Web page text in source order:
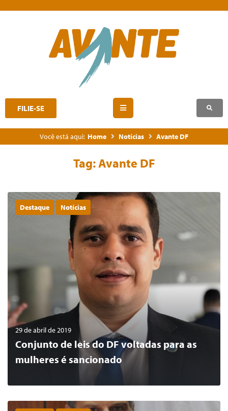
FILIE-SE
Você está aqui: Home Notícias Avante DF
Tag:Avante DF
Destaque Notícias
29 de abril de 2019
Conjunto de leis do DF voltadas para as
mulheres é sancionado